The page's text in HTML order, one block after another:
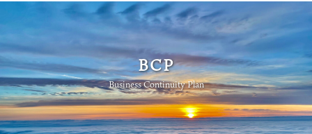
BCP
Business Continuity Plan